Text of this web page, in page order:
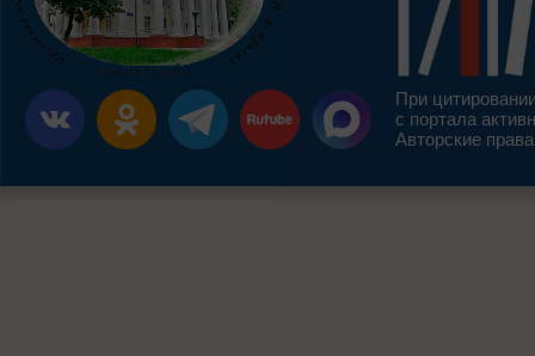
При
с портала
Авторские